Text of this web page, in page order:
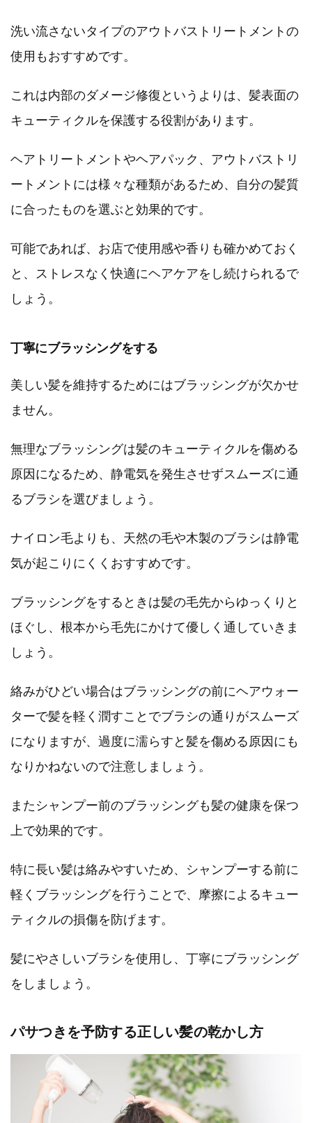
洗い流さないタイプのアウトバストリートメントの
使用もおすすめです。
これは内部のダメージ修復というよりは、髪表面の
キューティクルを保護する役割があります。
ヘアトリートメントやヘアパック、アウトバストリ
ートメントには様々な種類があるため、自分の髪質
に合ったものを選ぶと効果的です。
可能であれば、お店で使用感や香りも確かめておく
と、ストレスなく快適にヘアケアをし続けられるで
しょう。
丁寧にブラッシングをする
美しい髪を維持するためにはブラッシングが欠かせ
ません。
無理なブラッシングは髪のキューティクルを傷める
原因になるため、静電気を発生させずスムーズに通
るブラシを選びましょう。
ナイロン毛よりも、天然の毛や木製のブラシは静電
気が起こりにくくおすすめです。
ブラッシングをするときは髪の毛先からゆっくりと
ほぐし、根本から毛先にかけて優しく通していきま
しょう。
絡みがひどい場合はブラッシングの前にヘアウォー
ターで髪を軽く潤すことでブラシの通りがスムーズ
になりますが、過度に濡らすと髪を傷める原因にも
なりかねないので注意しましょう。
またシャンプー前のブラッシングも髪の健康を保つ
上で効果的です。
特に長い髪は絡みやすいため、シャンプーする前に
軽くブラッシングを行うことで、摩擦によるキュー
ティクルの損傷を防げます。
髪にやさしいブラシを使用し、丁寧にブラッシング
をしましょう。
パサつきを予防する正しい髪の乾かし方